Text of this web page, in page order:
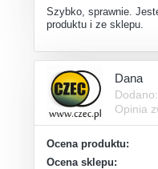
Szybko, sprawnie.
produktu i ze sklepu.
Dana
Opinia
Ocena produktu:
Ocena sklepu: